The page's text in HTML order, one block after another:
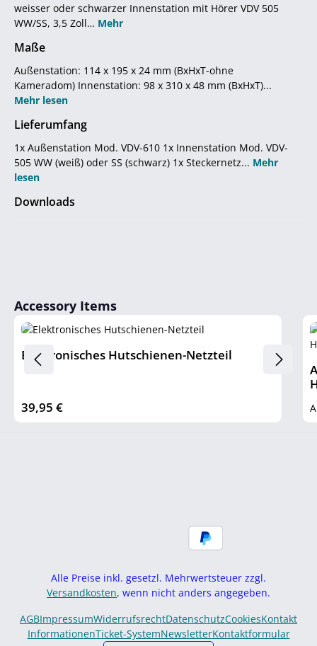
weisser oder schwarzer Innenstation mit Hörer VDV 505
WW/SS, 3,5 Zoll… Mehr
Maße
Außenstation: 114 x 195 x 24 mm (BxHxT-ohne
Kameradom) Innenstation: 98 x 310 x 48 mm (BxHxT)...
Mehr lesen
Lieferumfang
1x Außenstation Mod. VDV-610 1x Innenstation Mod. VDV-
505 WW (weiß) oder SS (schwarz) 1x Steckernetz... Mehr
lesen
Downloads
Produktgalerie überspringen
Accessory Items
Elektronisches Hutschienen-Netzteil
Regulärer Preis:
39,95 €
Alle Preise inkl. gesetzl. Mehrwertsteuer zzgl.
Versandkosten, wenn nicht anders angegeben.
AGBImpressumWiderrufsrechtDatenschutzCookiesKontakt
InformationenTicket-SystemNewsletterKontaktformular